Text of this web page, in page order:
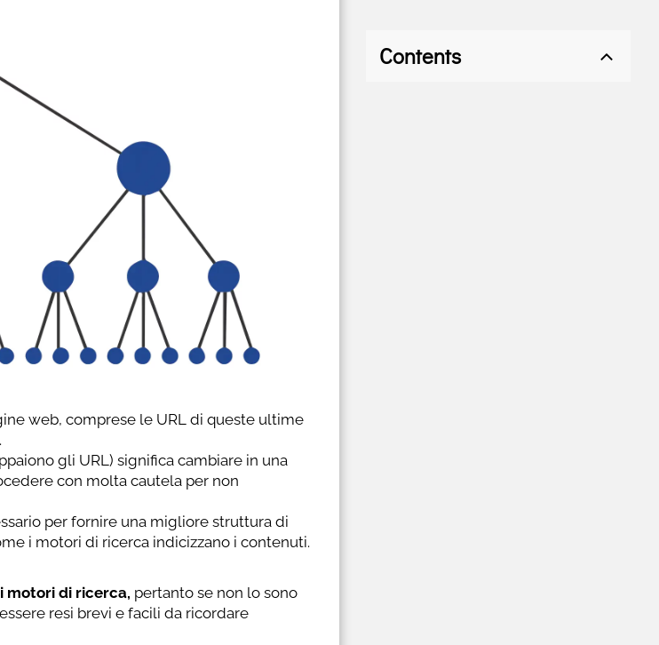
Contents
web, comprese le URL di queste ultime
gli URL) significa cambiare in una
con molta cautela per non
per fornire una migliore struttura di
i motori di ricerca indicizzano i contenuti.
motori di ricerca, pertanto se non lo sono
resi brevi e facili da ricordare